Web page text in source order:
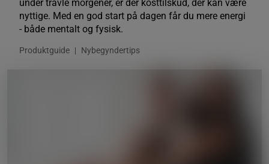
under travle morgener, er der kosttilskud, der kan være
nyttige. Med en god start på dagen får du mere energi
- både mentalt og fysisk.
Produktguide Nybegyndertips